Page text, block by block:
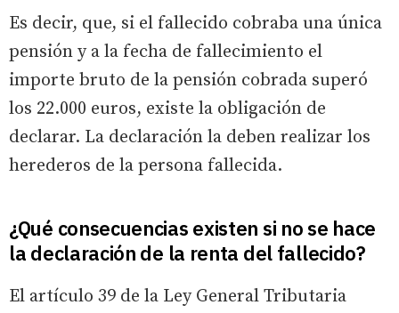
Es decir, que, si el fallecido cobraba una única
pensión y a la fecha de fallecimiento el
importe bruto de la pensión cobrada superó
los 22.000 euros, existe la obligación de
declarar. La declaración la deben realizar los
herederos de la persona fallecida.
¿Qué consecuencias existen si no se hace
la declaración de la renta del fallecido?
El artículo 39 de la Ley General Tributaria